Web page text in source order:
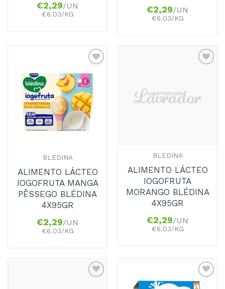
€2,29/UN
€6.03/KG
€2,29/UN
€6.03/KG
Adicionar
aos
Favoritos
BLEDINA
ALIMENTO LÁCTEO
IOGOFRUTA MANGA
PÊSSEGO BLÉDINA
4X95GR
€2,29/UN
€6.03/KG
Favoritos
BLEDINA
ALIMENTO LÁCTEO
IOGOFRUTA
MORANGO BLÉDINA
4X95GR
€2,29/UN
€6.03/KG